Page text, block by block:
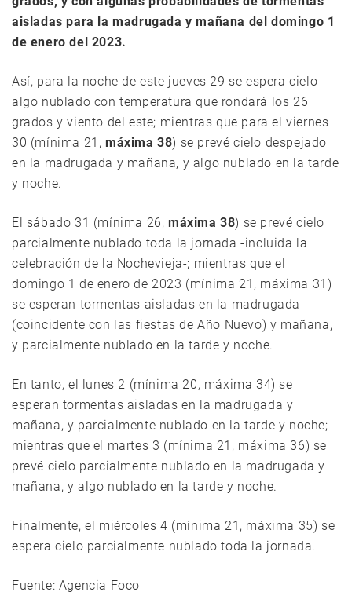
aisladas para la madrugada y mañana del domingo 1
de enero del 2023.
Así, para la noche de este jueves 29 se espera cielo
algo nublado con temperatura que rondará los 26
grados y viento del este; mientras que para el viernes
30 (mínima 21, máxima 38) se prevé cielo despejado
en la madrugada y mañana, y algo nublado en la tarde
y noche.
El sábado 31 (mínima 26, máxima 38) se prevé cielo
parcialmente nublado toda la jornada -incluida la
celebración de la Nochevieja-; mientras que el
domingo 1 de enero de 2023 (mínima 21, máxima 31)
se esperan tormentas aisladas en la madrugada
(coincidente con las fiestas de Año Nuevo) y mañana,
y parcialmente nublado en la tarde y noche.
En tanto, el lunes 2 (mínima 20, máxima 34) se
esperan tormentas aisladas en la madrugada y
mañana, y parcialmente nublado en la tarde y noche;
mientras que el martes 3 (mínima 21, máxima 36) se
prevé cielo parcialmente nublado en la madrugada y
mañana, y algo nublado en la tarde y noche.
Finalmente, el miércoles 4 (mínima 21, máxima 35) se
espera cielo parcialmente nublado toda la jornada.
Fuente: Agencia Foco